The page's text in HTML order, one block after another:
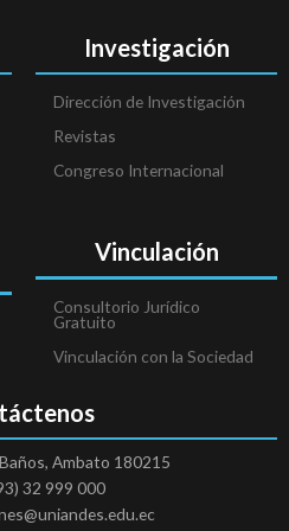
Investigación
Dirección de Investigación
Revistas
Congreso Internacional
Vinculación
Consultorio Jurídico
Gratuito
Vinculación con la Sociedad
Ambato 180215
32 999 000